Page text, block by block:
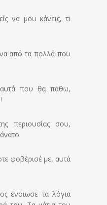
να μου κάνεις, τι
από τα πολλά που
αυτά που θα πάθω,
περιουσίας σου,
φοβέρισέ με, αυτά
ένοιωσε τα λόγια